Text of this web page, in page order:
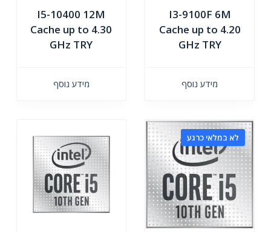
I3-9100F 6M
Cache up to 4.20
GHz TRY
מידע נוסף
I5-10400 12M
Cache up to 4.30
GHz TRY
מידע נוסף
לא במלאי כרגע